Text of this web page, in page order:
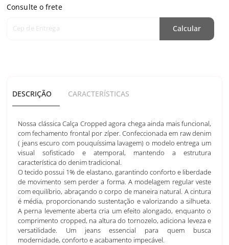
Consulte o frete
Cep de Entrega Calcular
DESCRIÇÃO CARACTERÍSTICAS
Nossa clássica Calça Cropped agora chega ainda mais funcional,
com fechamento frontal por zíper. Confeccionada em raw denim
( jeans escuro com pouquíssima lavagem) o modelo entrega um
visual sofisticado e atemporal, mantendo a estrutura
característica do denim tradicional.
O tecido possui 1% de elastano, garantindo conforto e liberdade
de movimento sem perder a forma. A modelagem regular veste
com equilíbrio, abraçando o corpo de maneira natural. A cintura
é média, proporcionando sustentação e valorizando a silhueta.
A perna levemente aberta cria um efeito alongado, enquanto o
comprimento cropped, na altura do tornozelo, adiciona leveza e
versatilidade. Um jeans essencial para quem busca
modernidade, conforto e acabamento impecável.